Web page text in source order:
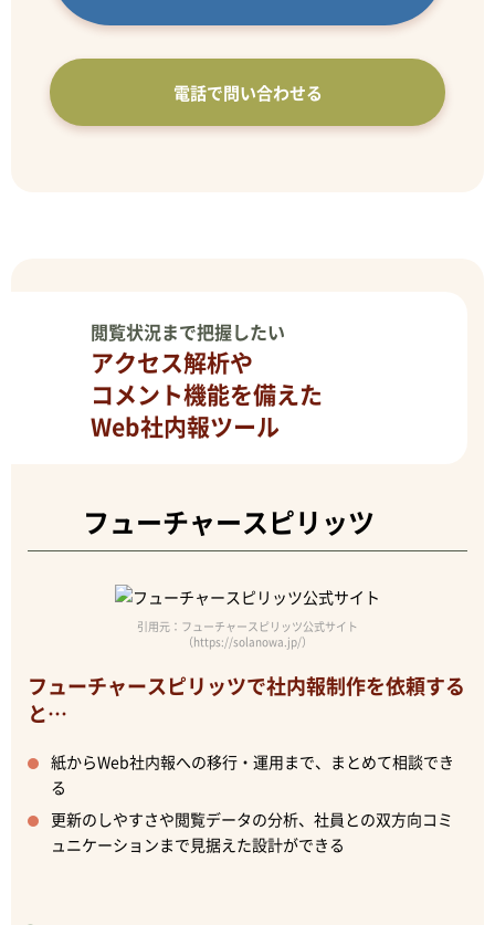
電話で問い合わせる
閲覧状況まで把握したい
アクセス解析や
コメント機能を備えた
Web社内報ツール
フューチャースピリッツ
引用元：フューチャースピリッツ公式サイト
（https://solanowa.jp/）
フューチャースピリッツで社内報制作を依頼する
と…
紙からWeb社内報への移行・運用まで、まとめて相談でき
る
更新のしやすさや閲覧データの分析、社員との双方向コミ
ュニケーションまで見据えた設計ができる